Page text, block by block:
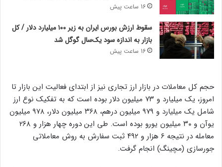
16 ساعت پیش
سقوط ارزش بورس ایران به زیر ۱۰۰ میلیارد دلار / کل
بازار به اندازه سود یک‌سال گوگل شد
16 ساعت پیش
حجم کل معاملات در بازار ارز تجاری نیز از ابتدای فعالیت این بازار تا
امروز، یک میلیارد و ۷۳ میلیون دلار بوده است که به تفکیک نوع ارز
شامل یک میلیارد و ۹۷۹ میلیون درهم، ۳۶۸ میلیون دلار، ۹۷۸ میلیون
یوآن و ۳۰ میلیون یورو بوده است. طی این دوره چهار هزار و ۲۶۸
معامله در نتیجه ۶ هزار و ۴۹۲ ثبت سفارش به روش معاملاتی
جورسازی (مچینگ) انجام گرفت.